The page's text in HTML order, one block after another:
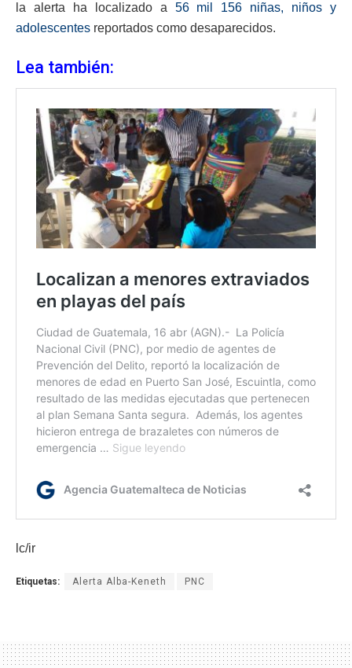
la alerta ha localizado a 56 mil 156 niñas, niños y
adolescentes reportados como desaparecidos.
Lea también:
lc/ir
Etiquetas: Alerta Alba-Keneth PNC